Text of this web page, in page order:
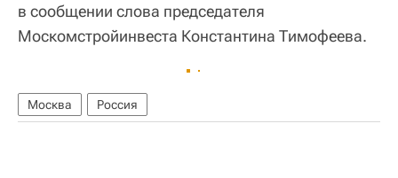
в сообщении слова председателя
Москомстройинвеста Константина Тимофеева.
Москва Россия